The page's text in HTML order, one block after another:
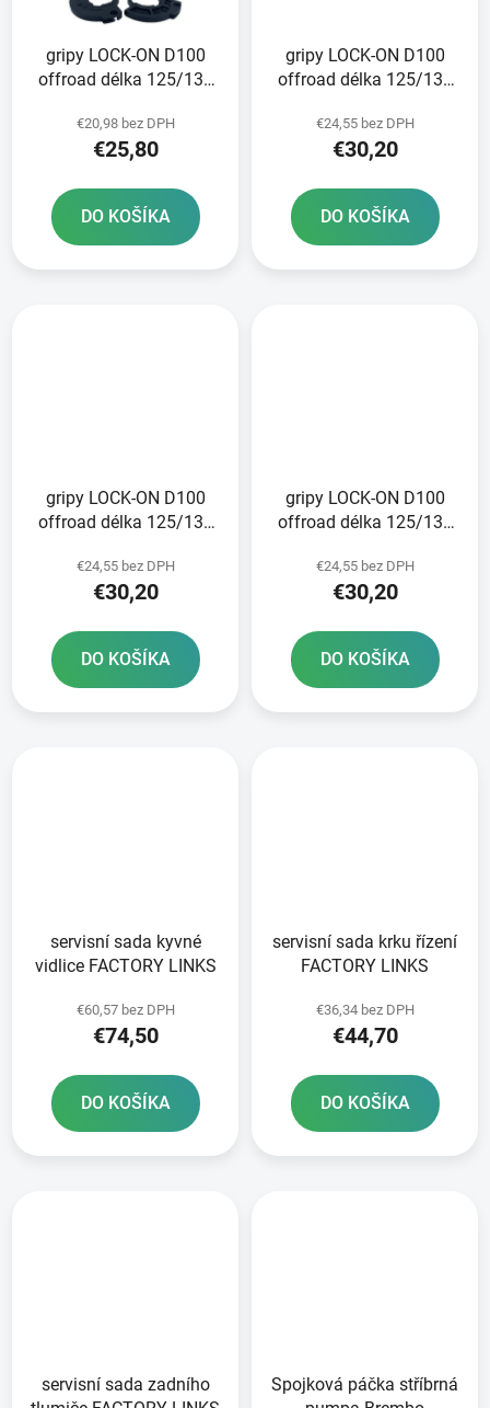
gripy LOCK-ON D100
offroad délka 125/130
černé
€20,98 bez DPH
€25,80
DO KOŠÍKA
gripy LOCK-ON D100
offroad délka 125/130
černo-šedé
€24,55 bez DPH
€30,20
DO KOŠÍKA
gripy LOCK-ON D100
offroad délka 125/130
černo-oranžové
€24,55 bez DPH
€30,20
DO KOŠÍKA
gripy LOCK-ON D100
offroad délka 125/130
černo-červené
€24,55 bez DPH
€30,20
DO KOŠÍKA
servisní sada kyvné
vidlice FACTORY LINKS
€60,57 bez DPH
€74,50
DO KOŠÍKA
servisní sada krku řízení
FACTORY LINKS
€36,34 bez DPH
€44,70
DO KOŠÍKA
servisní sada zadního
Spojková páčka stříbrná